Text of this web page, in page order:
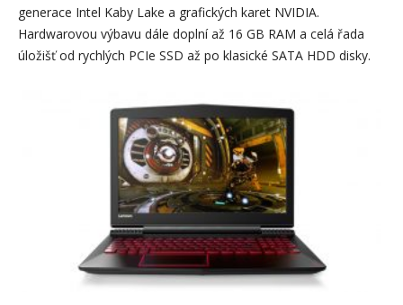
generace Intel Kaby Lake a grafických karet NVIDIA.
Hardwarovou výbavu dále doplní až 16 GB RAM a celá řada
úložišť od rychlých PCIe SSD až po klasické SATA HDD disky.